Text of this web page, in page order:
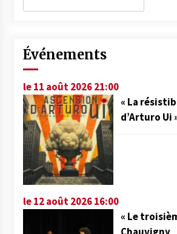
Événements
le 11 août 2026 21:00
« La
d’Arturo Ui
le 12 août 2026 16:00
« Le